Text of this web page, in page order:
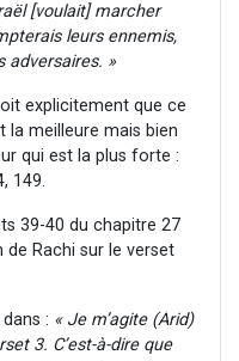
[voulait] marcher
leurs ennemis,
adversaires. »
explicitement que ce
la meilleure mais bien
qui est la plus forte :
149.
39-40 du chapitre 27
Rachi sur le verset
: « Je m’agite (Arid)
3. C’est-à-dire que